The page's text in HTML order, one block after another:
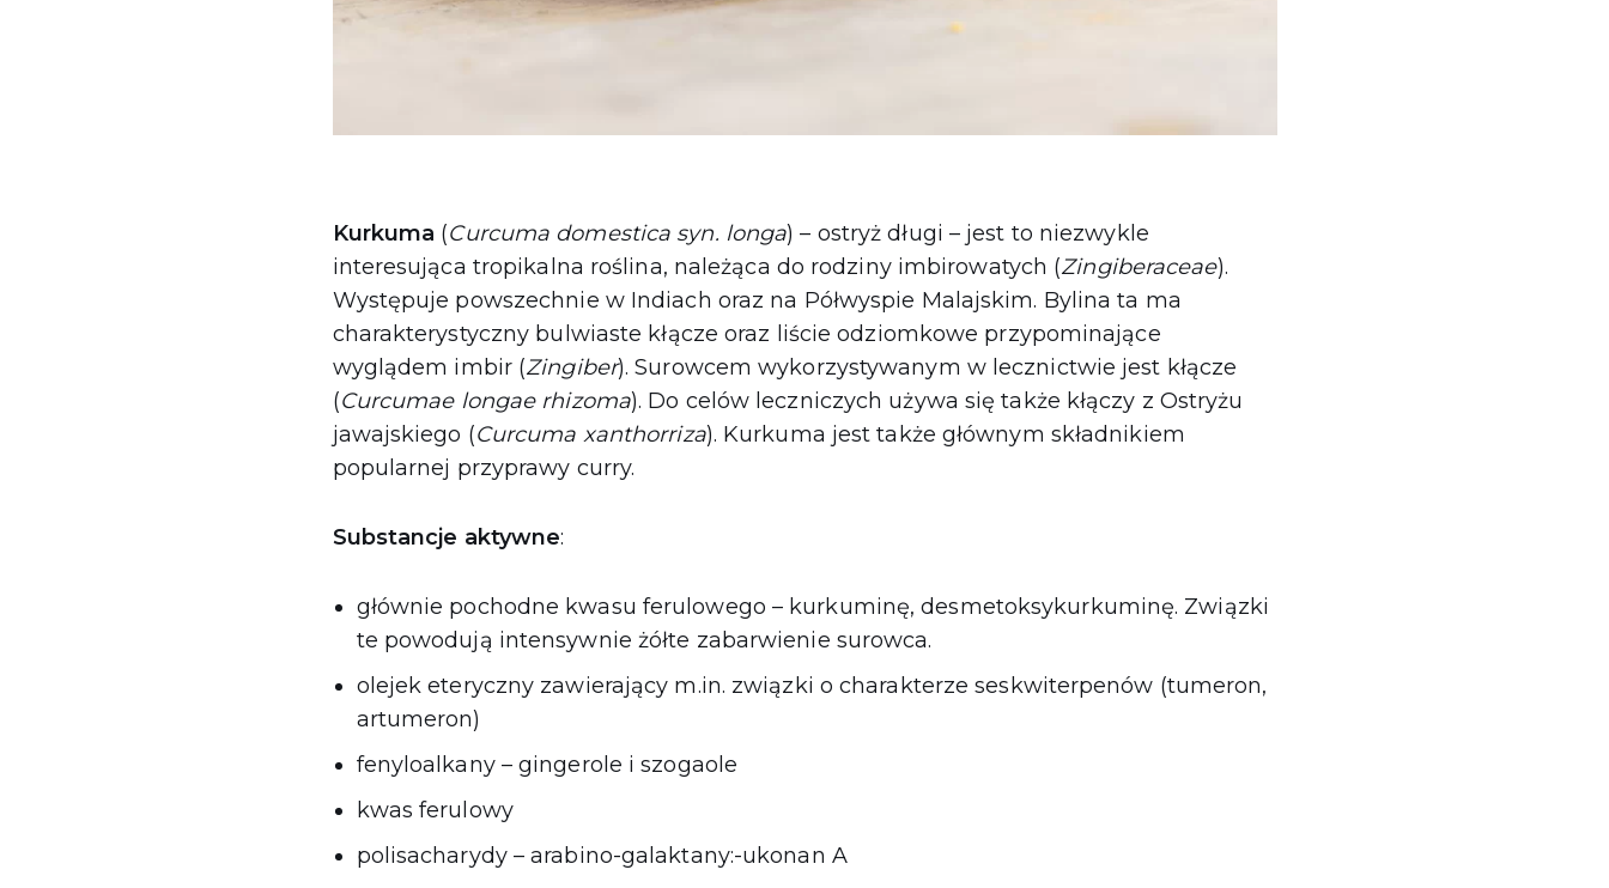
Kurkuma (Curcuma domestica syn. longa) – ostryż długi – jest to niezwykle
interesująca tropikalna roślina, należąca do rodziny imbirowatych (Zingiberaceae).
Występuje powszechnie w Indiach oraz na Półwyspie Malajskim. Bylina ta ma
charakterystyczny bulwiaste kłącze oraz liście odziomkowe przypominające
wyglądem imbir (Zingiber). Surowcem wykorzystywanym w lecznictwie jest kłącze
(Curcumae longae rhizoma). Do celów leczniczych używa się także kłączy z Ostryżu
jawajskiego (Curcuma xanthorriza). Kurkuma jest także głównym składnikiem
popularnej przyprawy curry.
Substancje aktywne:
głównie pochodne kwasu ferulowego – kurkuminę, desmetoksykurkuminę. Związki
te powodują intensywnie żółte zabarwienie surowca.
olejek eteryczny zawierający m.in. związki o charakterze seskwiterpenów (tumeron,
artumeron)
fenyloalkany – gingerole i szogaole
kwas ferulowy
polisacharydy – arabino-galaktany:-ukonan A